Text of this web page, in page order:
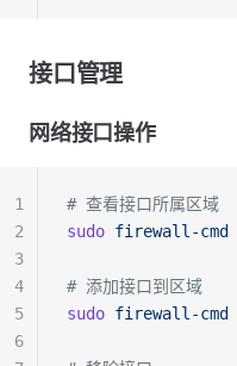
接口管理
网络接口操作
# 查看接口所属区域
sudo firewall-cmd
# 添加接口到区域
sudo firewall-cmd
1
2
3
4
5
6